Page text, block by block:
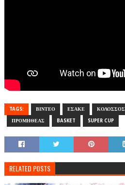
TAGS: ΒΙΝΤΕΟ ΕΣΑΚΕ ΚΟΛΟΣΣΟΣ
ΠΡΟΜΗΘΕΑΣ BASKET SUPER CUP
RELATED POSTS